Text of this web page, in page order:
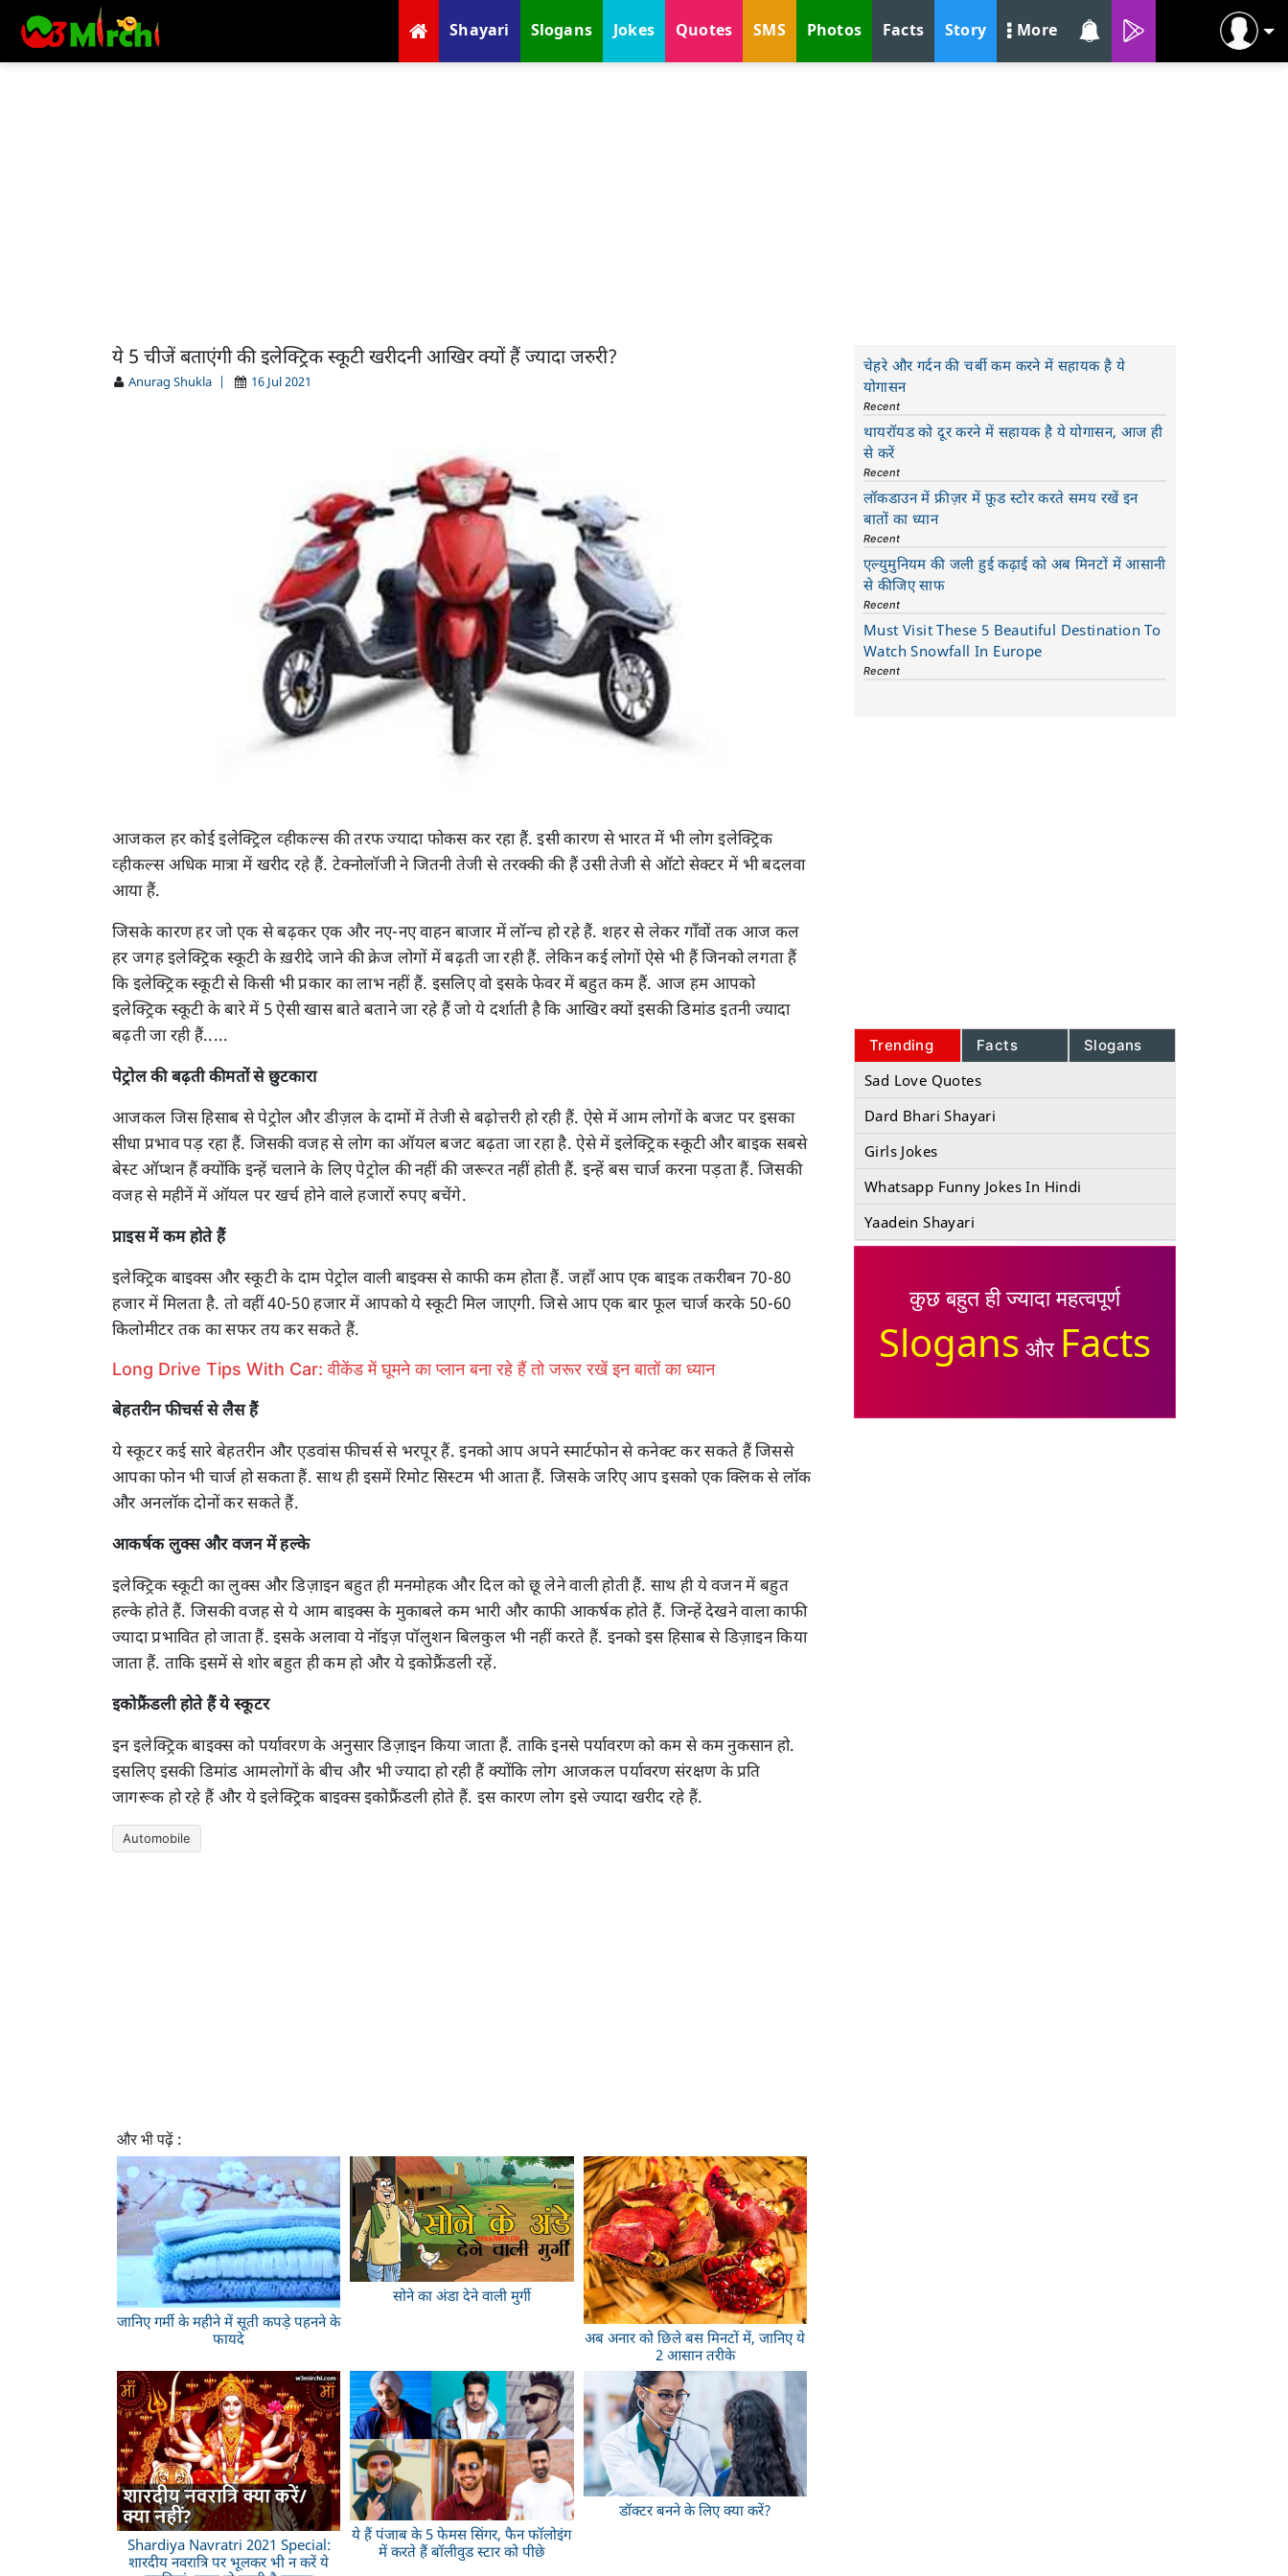
Shayari Slogans Jokes Quotes SMS Photos Facts Story More
ये 5 चीजें बताएंगी की इलेक्ट्रिक स्कूटी खरीदनी आखिर क्यों हैं ज्यादा जरुरी?
Anurag Shukla | 16 Jul 2021
आजकल हर कोई इलेक्ट्रिल व्हीकल्स की तरफ ज्यादा फोकस कर रहा हैं. इसी कारण से भारत में भी लोग इलेक्ट्रिक
व्हीकल्स अधिक मात्रा में खरीद रहे हैं. टेक्नोलॉजी ने जितनी तेजी से तरक्की की हैं उसी तेजी से ऑटो सेक्टर में भी बदलवा
आया हैं.
जिसके कारण हर जो एक से बढ़कर एक और नए-नए वाहन बाजार में लॉन्च हो रहे हैं. शहर से लेकर गाँवों तक आज कल
हर जगह इलेक्ट्रिक स्कूटी के ख़रीदे जाने की क्रेज लोगों में बढ़ती जा रही हैं. लेकिन कई लोगों ऐसे भी हैं जिनको लगता हैं
कि इलेक्ट्रिक स्कूटी से किसी भी प्रकार का लाभ नहीं हैं. इसलिए वो इसके फेवर में बहुत कम हैं. आज हम आपको
इलेक्ट्रिक स्कूटी के बारे में 5 ऐसी खास बाते बताने जा रहे हैं जो ये दर्शाती है कि आखिर क्यों इसकी डिमांड इतनी ज्यादा
बढ़ती जा रही हैं.....
पेट्रोल की बढ़ती कीमतों से छुटकारा
आजकल जिस हिसाब से पेट्रोल और डीज़ल के दामों में तेजी से बढ़ोत्तरी हो रही हैं. ऐसे में आम लोगों के बजट पर इसका
सीधा प्रभाव पड़ रहा हैं. जिसकी वजह से लोग का ऑयल बजट बढ़ता जा रहा है. ऐसे में इलेक्ट्रिक स्कूटी और बाइक सबसे
बेस्ट ऑप्शन हैं क्योंकि इन्हें चलाने के लिए पेट्रोल की नहीं की जरूरत नहीं होती हैं. इन्हें बस चार्ज करना पड़ता हैं. जिसकी
वजह से महीनें में ऑयल पर खर्च होने वाले हजारों रुपए बचेंगे.
प्राइस में कम होते हैं
इलेक्ट्रिक बाइक्स और स्कूटी के दाम पेट्रोल वाली बाइक्स से काफी कम होता हैं. जहाँ आप एक बाइक तकरीबन 70-80
हजार में मिलता है. तो वहीं 40-50 हजार में आपको ये स्कूटी मिल जाएगी. जिसे आप एक बार फूल चार्ज करके 50-60
किलोमीटर तक का सफर तय कर सकते हैं.
Long Drive Tips With Car: वीकेंड में घूमने का प्लान बना रहे हैं तो जरूर रखें इन बातों का ध्यान
बेहतरीन फीचर्स से लैस हैं
ये स्कूटर कई सारे बेहतरीन और एडवांस फीचर्स से भरपूर हैं. इनको आप अपने स्मार्टफोन से कनेक्ट कर सकते हैं जिससे
आपका फोन भी चार्ज हो सकता हैं. साथ ही इसमें रिमोट सिस्टम भी आता हैं. जिसके जरिए आप इसको एक क्लिक से लॉक
और अनलॉक दोनों कर सकते हैं.
आकर्षक लुक्स और वजन में हल्के
इलेक्ट्रिक स्कूटी का लुक्स और डिज़ाइन बहुत ही मनमोहक और दिल को छू लेने वाली होती हैं. साथ ही ये वजन में बहुत
हल्के होते हैं. जिसकी वजह से ये आम बाइक्स के मुकाबले कम भारी और काफी आकर्षक होते हैं. जिन्हें देखने वाला काफी
ज्यादा प्रभावित हो जाता हैं. इसके अलावा ये नॉइज़ पॉलुशन बिलकुल भी नहीं करते हैं. इनको इस हिसाब से डिज़ाइन किया
जाता हैं. ताकि इसमें से शोर बहुत ही कम हो और ये इकोफ्रैंडली रहें.
इकोफ्रैंडली होते हैं ये स्कूटर
इन इलेक्ट्रिक बाइक्स को पर्यावरण के अनुसार डिज़ाइन किया जाता हैं. ताकि इनसे पर्यावरण को कम से कम नुकसान हो.
इसलिए इसकी डिमांड आमलोगों के बीच और भी ज्यादा हो रही हैं क्योंकि लोग आजकल पर्यावरण संरक्षण के प्रति
जागरूक हो रहे हैं और ये इलेक्ट्रिक बाइक्स इकोफ्रैंडली होते हैं. इस कारण लोग इसे ज्यादा खरीद रहे हैं.
Automobile
और भी पढ़ें :
जानिए गर्मी के महीने में सूती कपड़े पहनने के
फायदे
सोने का अंडा देने वाली मुर्गी
अब अनार को छिले बस मिनटों में, जानिए ये
2 आसान तरीके
Shardiya Navratri 2021 Special:
शारदीय नवरात्रि पर भूलकर भी न करें ये
ये हैं पंजाब के 5 फेमस सिंगर, फैन फॉलोइंग
में करते हैं बॉलीवुड स्टार को पीछे
डॉक्टर बनने के लिए क्या करें?
चेहरे और गर्दन की चर्बी कम करने में सहायक है ये
योगासन
Recent
थायरॉयड को दूर करने में सहायक है ये योगासन, आज ही
से करें
Recent
लॉकडाउन में फ्रीज़र में फ़ूड स्टोर करते समय रखें इन
बातों का ध्यान
Recent
एल्युमुनियम की जली हुई कढ़ाई को अब मिनटों में आसानी
से कीजिए साफ
Recent
Must Visit These 5 Beautiful Destination To
Watch Snowfall In Europe
Recent
Trending Facts Slogans
Sad Love Quotes
Dard Bhari Shayari
Girls Jokes
Whatsapp Funny Jokes In Hindi
Yaadein Shayari
कुछ बहुत ही ज्यादा महत्वपूर्ण
Slogans और Facts